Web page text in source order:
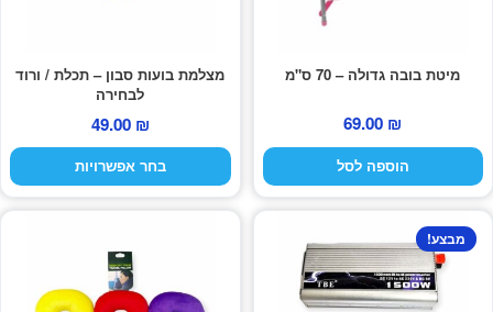
מיטת בובה גדולה – 70 ס"מ
69.00 ₪
הוספה לסל
מצלמת בועות סבון – תכלת / ורוד
לבחירה
49.00 ₪
בחר אפשרויות
את
המוצר
מבצע!